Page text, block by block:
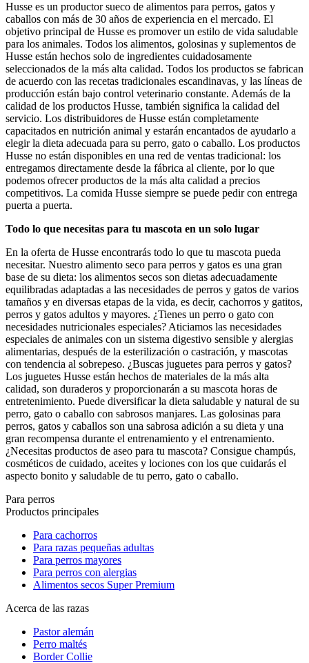
Husse es un productor sueco de alimentos para perros, gatos y
caballos con más de 30 años de experiencia en el mercado. El
objetivo principal de Husse es promover un estilo de vida saludable
para los animales. Todos los alimentos, golosinas y suplementos de
Husse están hechos solo de ingredientes cuidadosamente
seleccionados de la más alta calidad. Todos los productos se fabrican
de acuerdo con las recetas tradicionales escandinavas, y las líneas de
producción están bajo control veterinario constante. Además de la
calidad de los productos Husse, también significa la calidad del
servicio. Los distribuidores de Husse están completamente
capacitados en nutrición animal y estarán encantados de ayudarlo a
elegir la dieta adecuada para su perro, gato o caballo. Los productos
Husse no están disponibles en una red de ventas tradicional: los
entregamos directamente desde la fábrica al cliente, por lo que
podemos ofrecer productos de la más alta calidad a precios
competitivos. La comida Husse siempre se puede pedir con entrega
puerta a puerta.
Todo lo que necesitas para tu mascota en un solo lugar
En la oferta de Husse encontrarás todo lo que tu mascota pueda
necesitar. Nuestro alimento seco para perros y gatos es una gran
base de su dieta: los alimentos secos son dietas adecuadamente
equilibradas adaptadas a las necesidades de perros y gatos de varios
tamaños y en diversas etapas de la vida, es decir, cachorros y gatitos,
perros y gatos adultos y mayores. ¿Tienes un perro o gato con
necesidades nutricionales especiales? Aticiamos las necesidades
especiales de animales con un sistema digestivo sensible y alergias
alimentarias, después de la esterilización o castración, y mascotas
con tendencia al sobrepeso. ¿Buscas juguetes para perros y gatos?
Los juguetes Husse están hechos de materiales de la más alta
calidad, son duraderos y proporcionarán a su mascota horas de
entretenimiento. Puede diversificar la dieta saludable y natural de su
perro, gato o caballo con sabrosos manjares. Las golosinas para
perros, gatos y caballos son una sabrosa adición a su dieta y una
gran recompensa durante el entrenamiento y el entrenamiento.
¿Necesitas productos de aseo para tu mascota? Consigue champús,
cosméticos de cuidado, aceites y lociones con los que cuidarás el
aspecto bonito y saludable de tu perro, gato o caballo.
Para perros
Productos principales
Para cachorros
Para razas pequeñas adultas
Para perros mayores
Para perros con alergias
Alimentos secos Super Premium
Acerca de las razas
Pastor alemán
Perro maltés
Border Collie